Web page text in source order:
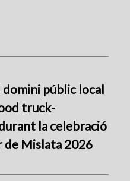
públic local
truck-
la celebració
de Mislata 2026